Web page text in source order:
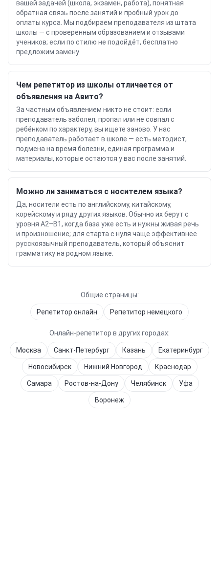
вашей задачей (школа, экзамен, работа), понятная
обратная связь после занятий и пробный урок до
оплаты курса. Мы подбираем преподавателя из штата
школы — с проверенным образованием и отзывами
учеников; если по стилю не подойдёт, бесплатно
предложим замену.
Чем репетитор из школы отличается от
объявления на Авито?
За частным объявлением никто не стоит: если
преподаватель заболел, пропал или не совпал с
ребёнком по характеру, вы ищете заново. У нас
преподаватель работает в школе — есть методист,
подмена на время болезни, единая программа и
материалы, которые остаются у вас после занятий.
Можно ли заниматься с носителем языка?
Да, носители есть по английскому, китайскому,
корейскому и ряду других языков. Обычно их берут с
уровня A2–B1, когда база уже есть и нужны живая речь
и произношение; для старта с нуля чаще эффективнее
русскоязычный преподаватель, который объяснит
грамматику на родном языке.
Общие страницы:
Репетитор онлайн Репетитор немецкого
Онлайн-репетитор в других городах:
Москва Санкт-Петербург Казань Екатеринбург
Новосибирск Нижний Новгород Краснодар
Самара Ростов-на-Дону Челябинск Уфа
Воронеж